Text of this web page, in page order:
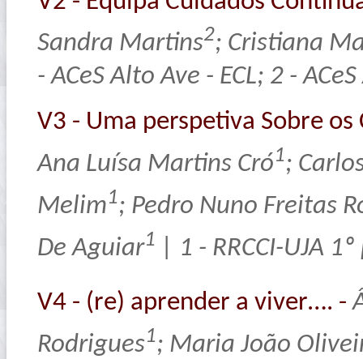
Sandra Martins2; Cristiana
- ACeS Alto Ave - ECL; 2 -
V3 - Uma perspetiva Sobre
Ana Luísa Martins Cró1;
Melim1; Pedro Nuno Freitas
De Aguiar1 | 1 - RRCCI-UJA
V4 - (re) aprender a viver…. -
Rodrigues1; Maria João